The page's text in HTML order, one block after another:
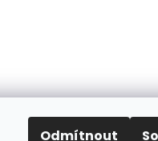
Odmítnout